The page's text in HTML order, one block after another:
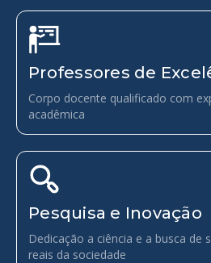
Professores de
Corpo docente qualificado com
acadêmica
Pesquisa e Inovação
Dedicação a ciência e a busca de
reais da sociedade